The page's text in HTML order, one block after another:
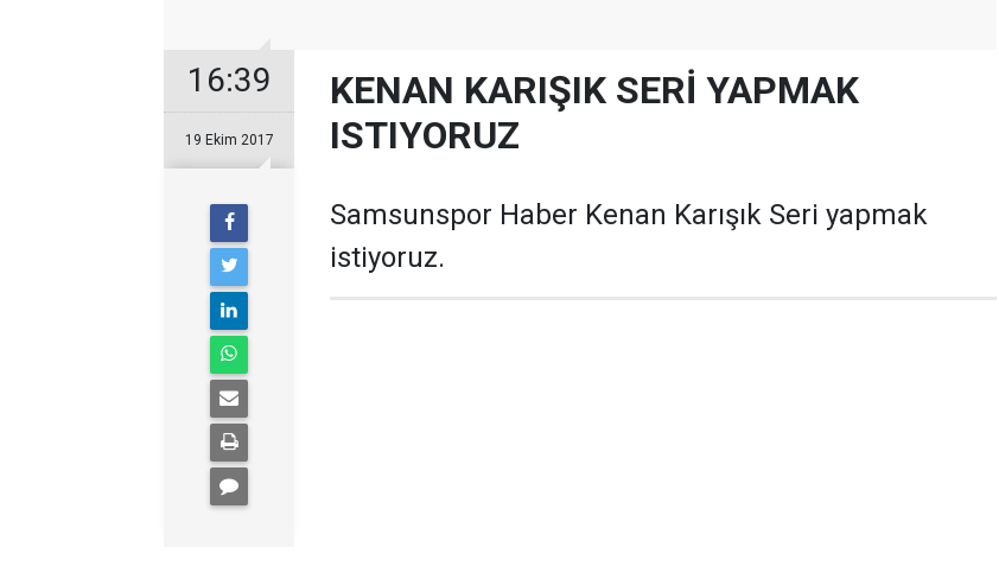
16:39
19 Ekim 2017
KENAN KARIŞIK SERİ YAPMAK
ISTIYORUZ
Samsunspor Haber Kenan Karışık Seri yapmak
istiyoruz.